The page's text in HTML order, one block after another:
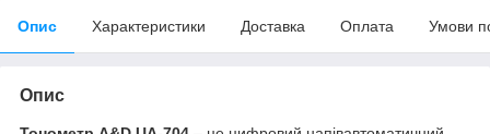
Опис Характеристики Доставка Оплата Умови
Опис